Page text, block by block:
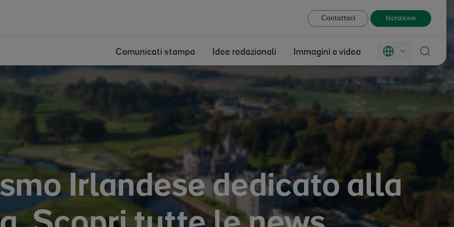
Contattaci Iscrizione
Comunicati stampa Idee redazionali Immagini e video Markets
Irlandese dedicato alla